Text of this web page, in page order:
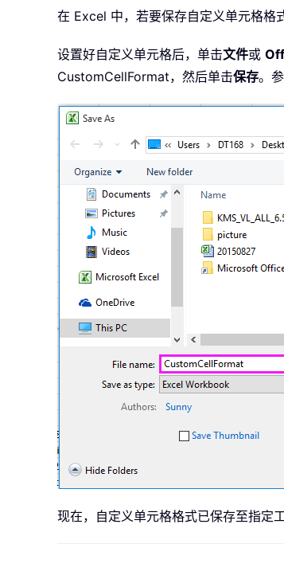
在 Excel 中，若要保存自定义单元格格
设置好自定义单元格后，单击文件或
CustomCellFormat，然后单击保存。
现在，自定义单元格格式已保存至指定